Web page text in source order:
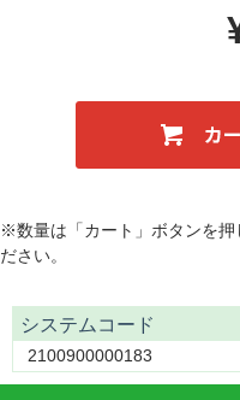
※数量は「カート」ボタンを押
ださい。
システムコード
2100900000183